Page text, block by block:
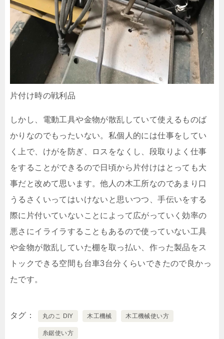
片付け時の戦利品
しかし、電動工具や金物が散乱していて使えるものば
かりなのでもったいない。私個人的には仕事をしてい
く上で、けがを防ぎ、ロスをなくし、段取りよく仕事
をすることができるので日頃から片付けはとっても大
事だと改めて思います。他人の木工所なのであまり口
うるさくいってはいけないと思いつつ、手伝いをする
際に片付いていないことによって広がっていく効率の
悪さにイライラすることもあるので使っていない工具
や金物が散乱していた棚を取っ払い、作った製品をス
トックできる空間も台車3台分くらいできたので良かっ
たです。
タグ 丸のこ DIY 木工機械 木工機械使い方
糸鋸使い方